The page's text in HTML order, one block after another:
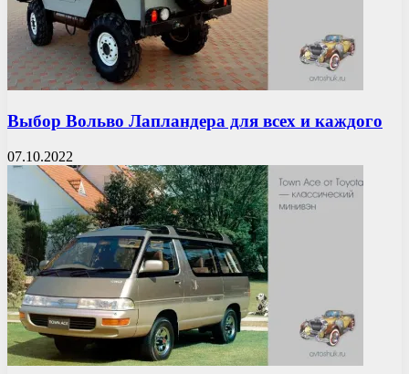
Выбор Вольво Лапландера для всех и каждого
07.10.2022